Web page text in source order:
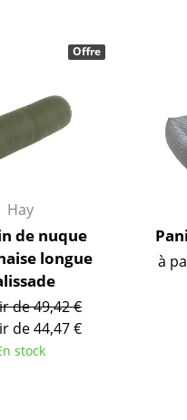
rangements
détachées
tous les rangements
& Plafonniers
de table
de bureau
et Liseuses
Hay
de nuque
longue
de 49,42 €
de 44,47 €
stock
Offre
à